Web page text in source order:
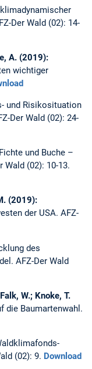
Der Wald (02): 14-
A. (2019):
wichtiger
und Risikosituation
Der Wald (02): 24-
und Buche –
Wald (02): 10-13.
(2019):
der USA. AFZ-
des
AFZ-Der Wald
W.; Knoke, T.
die Baumartenwahl.
(02): 9. Download